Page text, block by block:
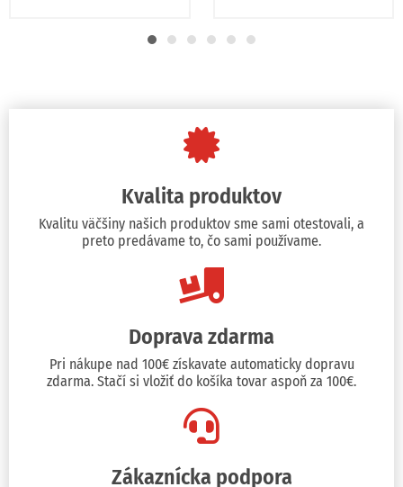
Kvalita produktov
Kvalitu väčšiny našich produktov sme sami otestovali, a
preto predávame to, čo sami používame.
Doprava zdarma
Pri nákupe nad 100€ získavate automaticky dopravu
zdarma. Stačí si vložiť do košíka tovar aspoň za 100€.
Zákaznícka podpora